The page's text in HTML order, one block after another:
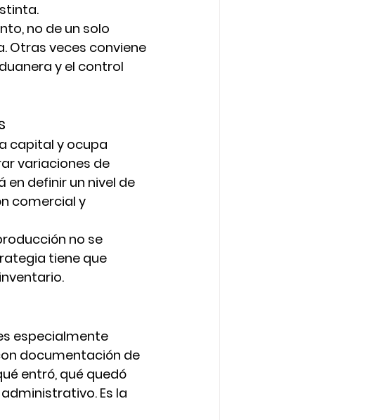
no de un solo
Otras veces conviene
y el control
capital y ocupa
variaciones de
en definir un nivel de
comercial y
no se
tiene que
especialmente
documentación de
entró, qué quedó
Es la